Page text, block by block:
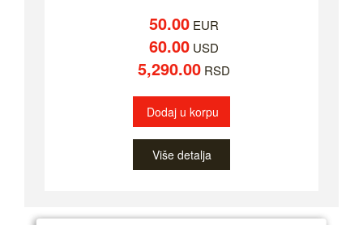
50.00EUR
60.00USD
5,290.00RSD
Dodaj u korpu
Više detalja